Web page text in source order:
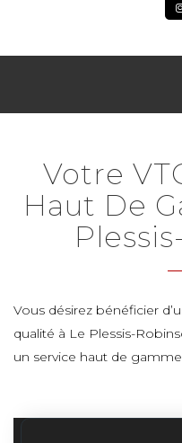
Votre
Haut De
Vous désirez bénéficier
qualité à Le Plessis-
un service haut de